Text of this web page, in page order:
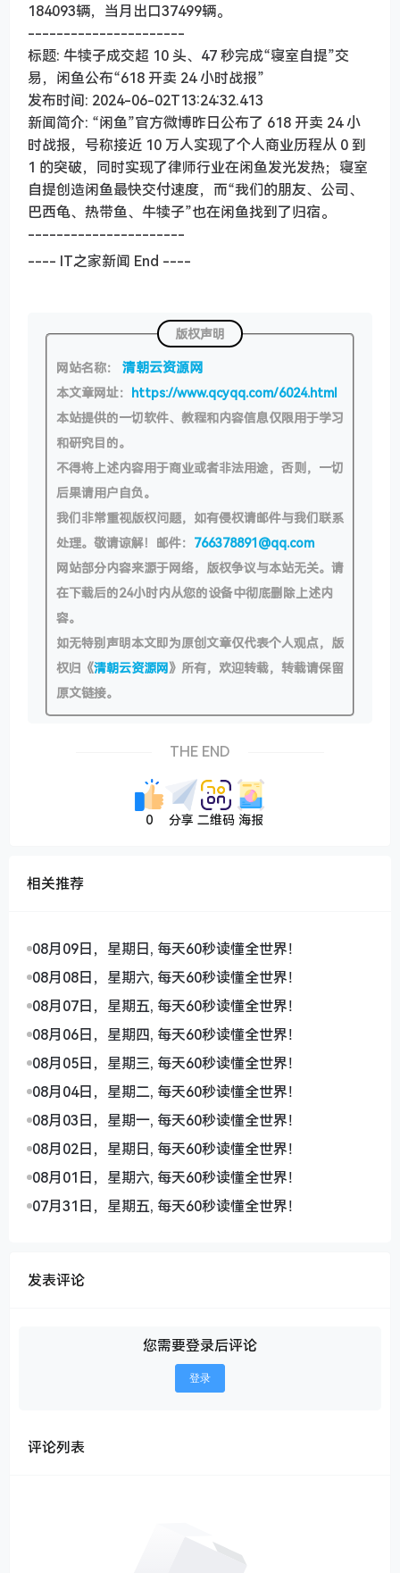
184093辆，当月出口37499辆。
----------------------
标题: 牛犊子成交超 10 头、47 秒完成“寝室自提”交
易，闲鱼公布“618 开卖 24 小时战报”
发布时间: 2024-06-02T13:24:32.413
新闻简介: “闲鱼”官方微博昨日公布了 618 开卖 24 小
时战报，号称接近 10 万人实现了个人商业历程从 0 到
1 的突破，同时实现了律师行业在闲鱼发光发热；寝室
自提创造闲鱼最快交付速度，而“我们的朋友、公司、
巴西龟、热带鱼、牛犊子”也在闲鱼找到了归宿。
----------------------
---- IT之家新闻 End ----
版权声明
网站名称： 清朝云资源网
本文章网址： https://www.qcyqq.com/6024.html
本站提供的一切软件、教程和内容信息仅限用于学习
和研究目的。
不得将上述内容用于商业或者非法用途，否则，一切
后果请用户自负。
我们非常重视版权问题，如有侵权请邮件与我们联系
处理。敬请谅解！邮件： 766378891@qq.com
网站部分内容来源于网络，版权争议与本站无关。请
在下载后的24小时内从您的设备中彻底删除上述内
容。
如无特别声明本文即为原创文章仅代表个人观点，版
权归《清朝云资源网》所有，欢迎转载，转载请保留
原文链接。
THE END
0 分享 二维码 海报
相关推荐
08月09日，星期日, 每天60秒读懂全世界！
08月08日，星期六, 每天60秒读懂全世界！
08月07日，星期五, 每天60秒读懂全世界！
08月06日，星期四, 每天60秒读懂全世界！
08月05日，星期三, 每天60秒读懂全世界！
08月04日，星期二, 每天60秒读懂全世界！
08月03日，星期一, 每天60秒读懂全世界！
08月02日，星期日, 每天60秒读懂全世界！
08月01日，星期六, 每天60秒读懂全世界！
07月31日，星期五, 每天60秒读懂全世界！
发表评论
您需要登录后评论
登录
评论列表